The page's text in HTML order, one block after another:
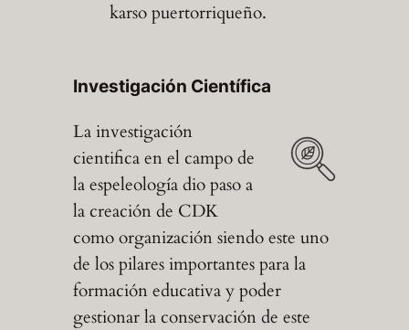
karso puertorriqueño.
Investigación Científica
La investigación
cientifica en el campo de
la espeleología dio paso a
la creación de CDK
como organización siendo este uno
de los pilares importantes para la
formación educativa y poder
gestionar la conservación de este